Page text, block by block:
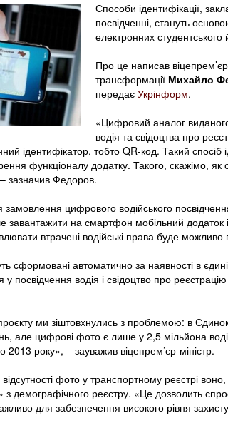
Способи ідентифікації,
посвідченні, стануть
електронних студентського
Про це написав
трансформації Михайло
передає Укрінформ.
«Цифровий аналог
водія та свідоцтва про
ідентифікатор, тобто QR-код. Такий спосіб
функціоналу додатку. Такого, скажімо, як
зазначив Федоров.
замовлення цифрового водійського
завантажити на смартфон мобільний додаток
втрачені водійські права буде можливо
сформовані автоматично за наявності в
посвідчення водія і свідоцтво про
проєкту ми зіштовхнулись з проблемою: в
але цифрові фото є лише у 2,5 мільйона
2013 року», – зауважив віцепрем’єр-міністр.
фото у транспортному реєстрі
з демографічного реєстру. «Це дозволить
для забезпечення високого рівня